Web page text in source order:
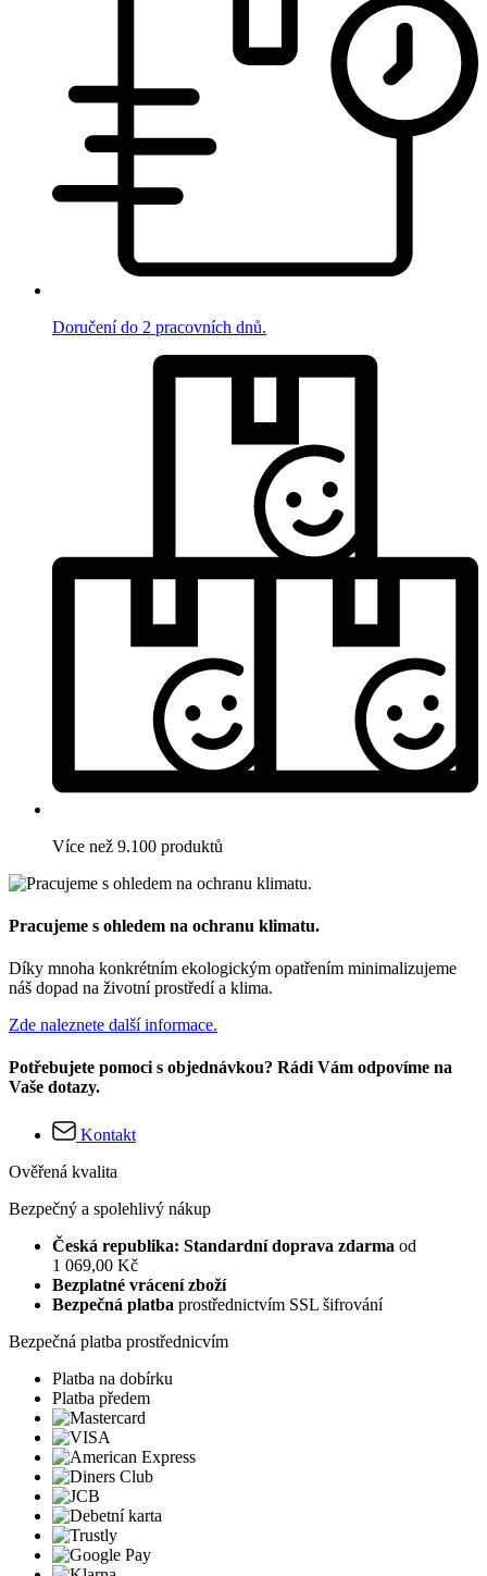
Doručení do 2 pracovních dnů.
Více než 9.100 produktů
Pracujeme s ohledem na ochranu klimatu.
Díky mnoha konkrétním ekologickým opatřením minimalizujeme
náš dopad na životní prostředí a klima.
Zde naleznete další informace.
Potřebujete pomoci s objednávkou? Rádi Vám odpovíme na
Vaše dotazy.
Kontakt
Ověřená kvalita
Bezpečný a spolehlivý nákup
Česká republika: Standardní doprava zdarma od
1 069,00 Kč
Bezplatné vrácení zboží
Bezpečná platba prostřednictvím SSL šifrování
Bezpečná platba prostřednicvím
Platba na dobírku
Platba předem